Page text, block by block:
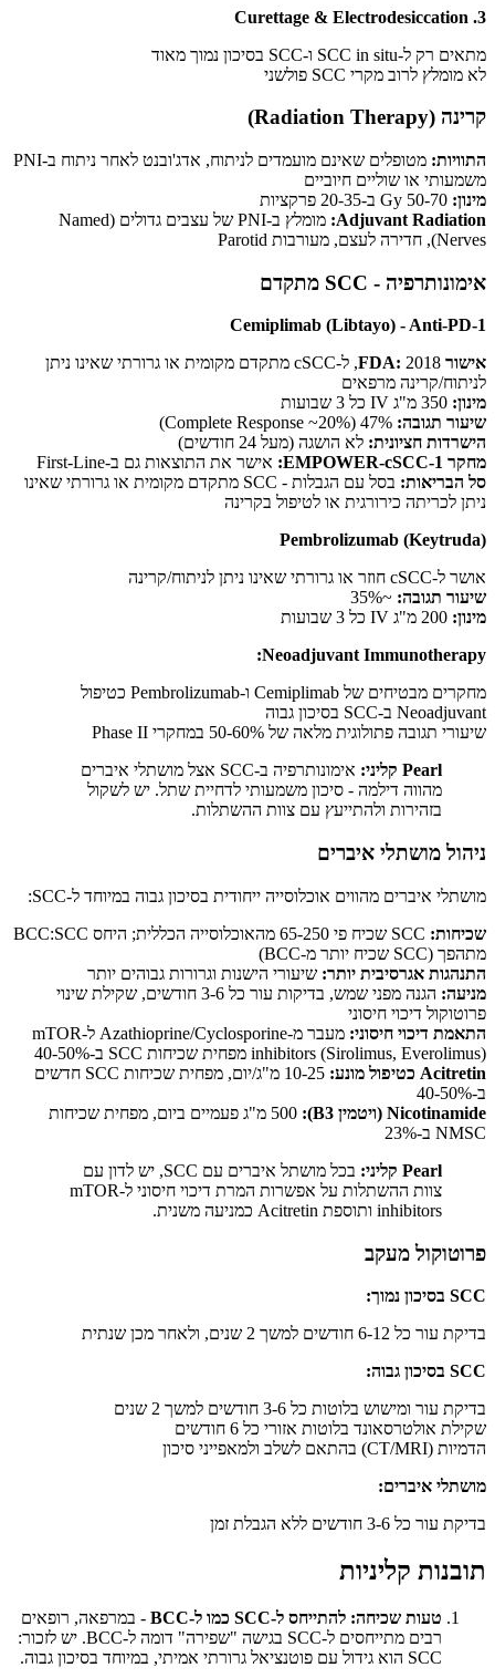
3. Curettage & Electrodesiccation
מתאים רק ל-SCC in situ ו-SCC בסיכון נמוך מאוד
לא מומלץ לרוב מקרי SCC פולשני
קרינה (Radiation Therapy)
התוויות:
מטופלים שאינם מועמדים לניתוח, אדג'ובנט לאחר ניתוח ב-PNI
משמעותי או שוליים חיוביים
מינון:
Adjuvant Radiation:
מומלץ ב-PNI של עצבים גדולים (Named
Nerves), חדירה לעצם, מעורבות Parotid
אימונותרפיה - SCC מתקדם
Cemiplimab (Libtayo) - Anti-PD-1
אישור FDA:
2018, ל-cSCC מתקדם מקומית או גרורתי שאינו ניתן
לניתוח/קרינה מרפאים
מינון:
שיעור תגובה:
הישרדות חציונית: לא הושגה (מעל 24 חודשים)
מחקר EMPOWER-cSCC-1:
אישר את התוצאות גם ב-First-Line
סל הבריאות:
בסל עם הגבלות - SCC מתקדם מקומית או גרורתי שאינו
ניתן לכריתה כירורגית או לטיפול בקרינה
Pembrolizumab (Keytruda)
אושר ל-cSCC חוזר או גרורתי שאינו ניתן לניתוח/קרינה
שיעור תגובה: ~35%
מינון:
Neoadjuvant Immunotherapy:
מחקרים מבטיחים של Cemiplimab ו-Pembrolizumab כטיפול
Neoadjuvant ב-SCC בסיכון גבוה
שיעורי תגובה פתולוגית מלאה של 50-60% במחקרי Phase II
Pearl קליני:
אימונותרפיה ב-SCC אצל מושתלי איברים
מהווה דילמה - סיכון משמעותי לדחיית שתל. יש לשקול
בזהירות ולהתייעץ עם צוות ההשתלות.
ניהול מושתלי איברים
מושתלי איברים מהווים אוכלוסייה ייחודית בסיכון גבוה במיוחד ל-SCC:
שכיחות:
SCC שכיח פי 65-250 מהאוכלוסייה הכללית; היחס BCC:SCC
מתהפך (SCC שכיח יותר מ-BCC)
התנהגות אגרסיבית יותר: שיעורי הישנות וגרורות גבוהים יותר
מניעה:
הגנה מפני שמש, בדיקות עור כל 3-6 חודשים, שקילת שינוי
פרוטוקול דיכוי חיסוני
התאמת דיכוי חיסוני:
מעבר מ-Azathioprine/Cyclosporine ל-mTOR
inhibitors (Sirolimus, Everolimus) מפחית שכיחות SCC ב-40-50%
Acitretin כטיפול מונע:
10-25 מ"ג/יום, מפחית שכיחות SCC חדשים
ב-40-50%
Nicotinamide (ויטמין B3):
500 מ"ג פעמיים ביום, מפחית שכיחות
NMSC ב-23%
Pearl קליני:
בכל מושתל איברים עם SCC, יש לדון עם
צוות ההשתלות על אפשרות המרת דיכוי חיסוני ל-mTOR
inhibitors ותוספת Acitretin כמניעה משנית.
פרוטוקול מעקב
SCC בסיכון נמוך:
בדיקת עור כל 6-12 חודשים למשך 2 שנים, ולאחר מכן שנתית
SCC בסיכון גבוה:
בדיקת עור ומישוש בלוטות כל 3-6 חודשים למשך 2 שנים
שקילת אולטרסאונד בלוטות אזורי כל 6 חודשים
הדמיות (CT/MRI) בהתאם לשלב ולמאפייני סיכון
מושתלי איברים:
בדיקת עור כל 3-6 חודשים ללא הגבלת זמן
תובנות קליניות
טעות שכיחה: להתייחס ל-SCC כמו ל-BCC
- במרפאה, רופאים
רבים מתייחסים ל-SCC בגישה "שפירה" דומה ל-BCC. יש לזכור:
SCC הוא גידול עם פוטנציאל גרורתי אמיתי, במיוחד בסיכון גבוה.